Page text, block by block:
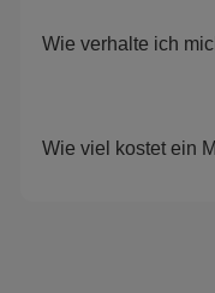
Wie verhalte ich
Wie viel kostet ein